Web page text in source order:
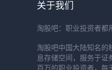
关于我们
淘股吧：职业投资者都
淘股吧中国大陆知名的
息存储空间，服务于证
百万的职业投资者，每